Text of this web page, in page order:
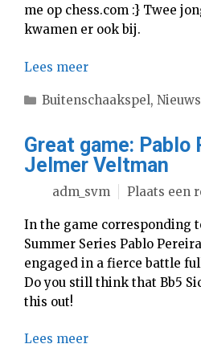
me op chess.com :} Twee
kwamen er ook bij.
Lees meer
Categorieën
Buitenschaakspel, Nieuws
Great game: Pablo
Jelmer Veltman
adm_svm Plaats een
In the game corresponding
Summer Series Pablo
engaged in a fierce battle
Do you still think that Bb5
this out!
Lees meer